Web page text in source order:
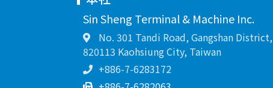
Sin Sheng Terminal & Machine Inc.
No. 301 Tandi Road, Gangshan District,
820113 Kaohsiung City, Taiwan
+886-7-6283172